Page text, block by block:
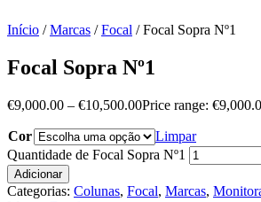
Início /Marcas /Focal / Focal Sopra Nº1
Focal Sopra Nº1
€9,000.00 – €10,500.00Price range:
Cor
Limpar
Quantidade de Focal Sopra Nº1
Adicionar
Categorias: Colunas, Focal, Marcas,